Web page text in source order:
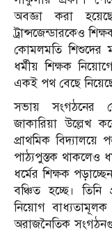
অবজ্ঞা করা
ট্রান্সজেন্ডারকেও
কোমলমতি শিশুদের
ধর্মীয় শিক্ষক
একই পথ বেছে
সভায় সংগঠনের
জাকারিয়া উল্লেখ
প্রাথমিক বিদ্যালয়ে
পাঠ্যপুস্তক থাকলেও
ধর্মের শিক্ষক
বঞ্চিত হচ্ছে। তিনি
নিয়োগ
অরাজনৈতিক